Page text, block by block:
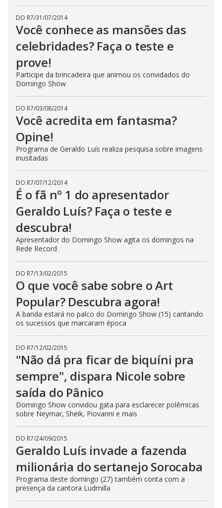
DO R7/31/07/2014
Você conhece as mansões das
celebridades? Faça o teste e
prove!
Participe da brincadeira que animou os convidados do
Domingo Show
DO R7/03/08/2014
Você acredita em fantasma?
Opine!
Programa de Geraldo Luís realiza pesquisa sobre imagens
inusitadas
DO R7/07/12/2014
É o fã nº 1 do apresentador
Geraldo Luís? Faça o teste e
descubra!
Apresentador do Domingo Show agita os domingos na
Rede Record
DO R7/13/02/2015
O que você sabe sobre o Art
Popular? Descubra agora!
A banda estará no palco do Domingo Show (15) cantando
os sucessos que marcaram época
DO R7/12/02/2015
"Não dá pra ficar de biquíni pra
sempre", dispara Nicole sobre
saída do Pânico
Domingo Show convidou gata para esclarecer polêmicas
sobre Neymar, Sheik, Piovanni e mais
DO R7/24/09/2015
Geraldo Luís invade a fazenda
milionária do sertanejo Sorocaba
Programa deste domingo (27) também conta com a
presença da cantora Ludmilla